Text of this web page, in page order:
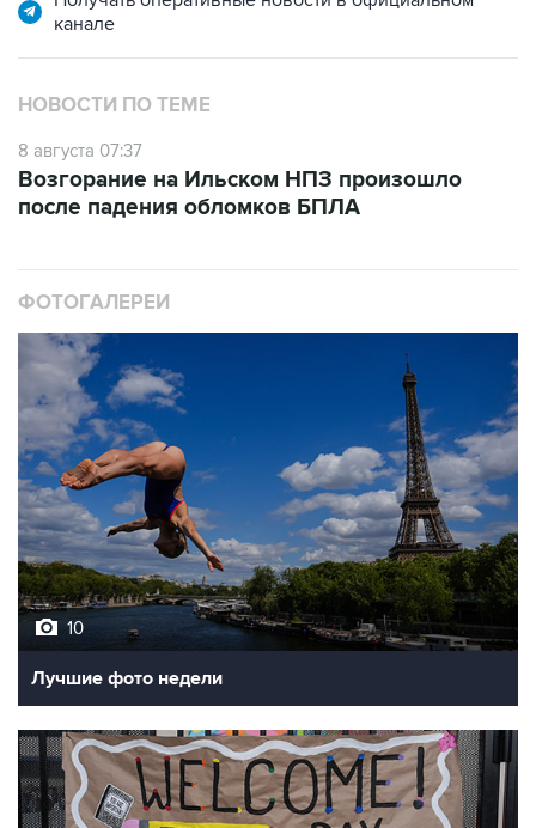
канале
НОВОСТИ ПО ТЕМЕ
8 августа 07:37
Возгорание на Ильском НПЗ произошло
после падения обломков БПЛА
ФОТОГАЛЕРЕИ
10
Лучшие фото недели